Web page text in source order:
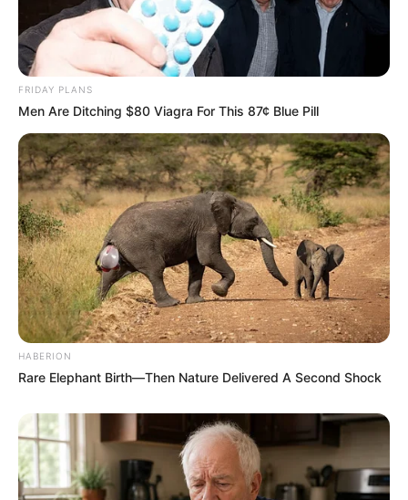
FRIDAY PLANS
Men Are Ditching $80 Viagra For This 87¢ Blue Pill
HABERION
Rare Elephant Birth—Then Nature Delivered A Second Shock